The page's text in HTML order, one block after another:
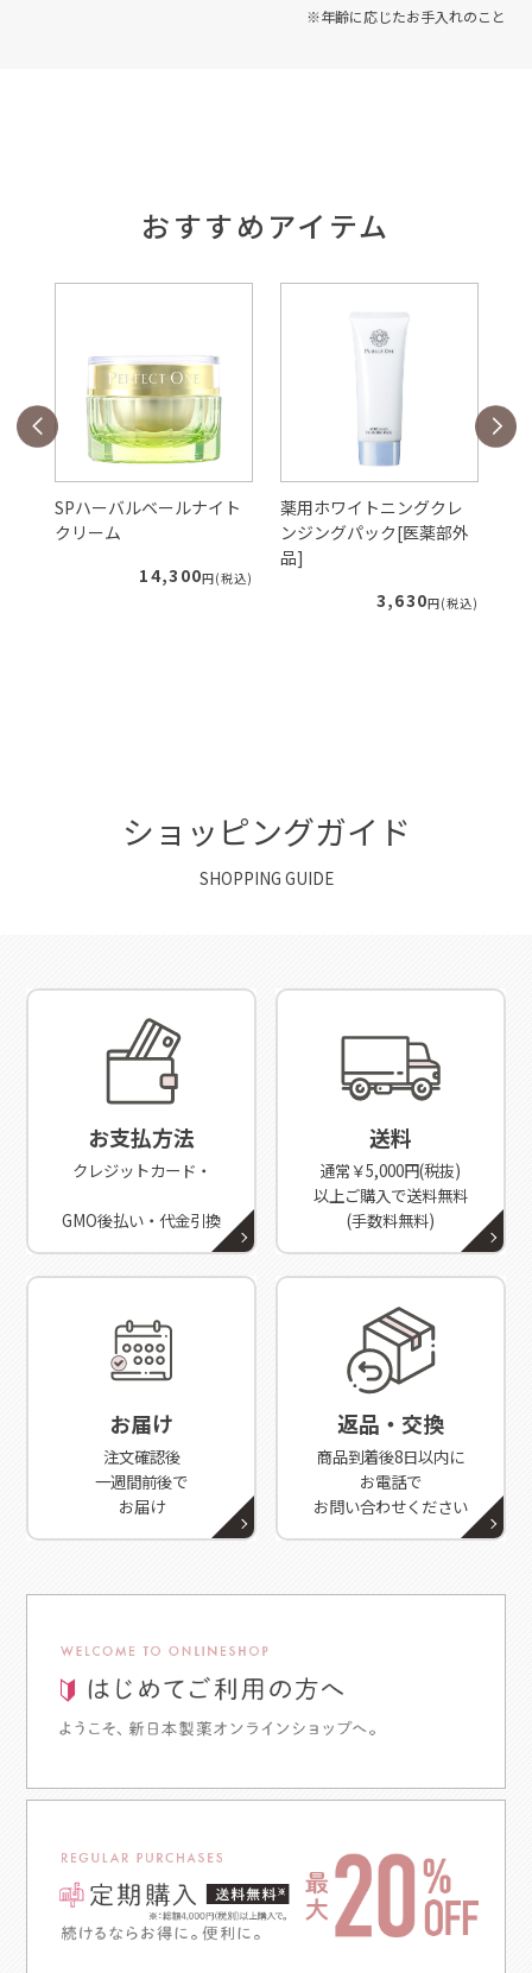
※年齢に応じたお手入れのこと
おすすめアイテム
SPハーバルベールナイト
クリーム
14,300円(税込)
薬用ホワイトニングクレ
ンジングパック[医薬部外
品]
3,630円(税込)
ショッピングガイド
SHOPPING GUIDE
お支払方法
クレジットカード・
GMO後払い・代金引換
送料
通常￥5,000円(税抜)
以上ご購入で送料無料
(手数料無料)
お届け
注文確認後
一週間前後で
お届け
返品・交換
商品到着後8日以内に
お電話で
お問い合わせください